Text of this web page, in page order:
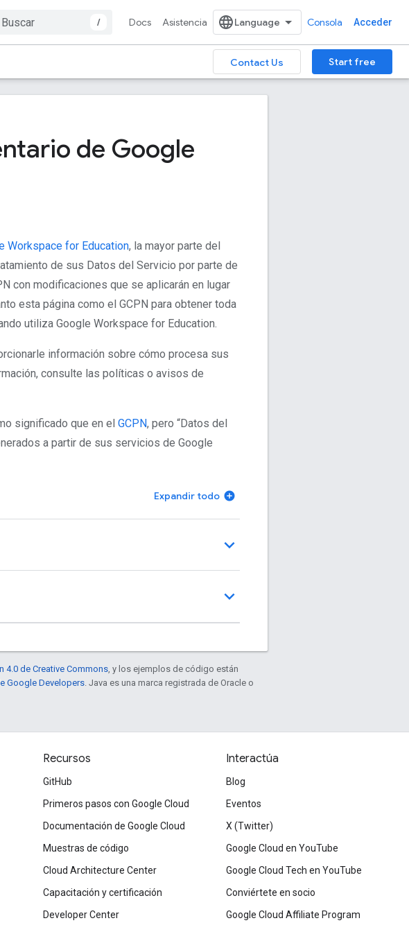
/
Docs Asistencia Consola Acceder
Contact Us Start free
de Google
Workspace for Education, la mayor parte del
de sus Datos del Servicio por parte de
con modificaciones que se aplicarán en lugar
esta página como el GCPN para obtener toda
utiliza Google Workspace for Education.
información sobre cómo procesa sus
consulte las políticas o avisos de
significado que en el GCPN, pero “Datos del
a partir de sus servicios de Google
Expandir todo
4.0 de Creative Commons, y los ejemplos de código están
Google Developers. Java es una marca registrada de Oracle o
Recursos
GitHub
Primeros pasos con Google Cloud
Documentación de Google Cloud
Muestras de código
Cloud Architecture Center
Capacitación y certificación
Developer Center
Interactúa
Blog
Eventos
X (Twitter)
Google Cloud en YouTube
Google Cloud Tech en YouTube
Conviértete en socio
Google Cloud Affiliate Program